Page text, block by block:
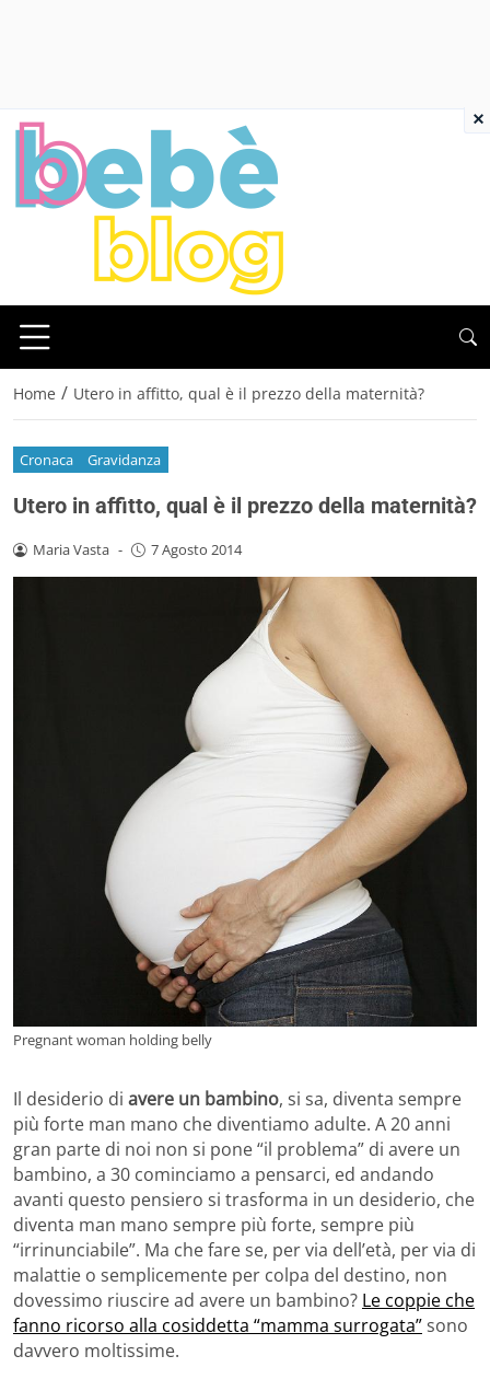
Home / Utero in affitto, qual è il prezzo della maternità?
Cronaca Gravidanza
Utero in affitto, qual è il prezzo della maternità?
Maria Vasta - 7 Agosto 2014
Pregnant woman holding belly
Il desiderio di avere un bambino, si sa, diventa sempre
più forte man mano che diventiamo adulte. A 20 anni
gran parte di noi non si pone “il problema” di avere un
bambino, a 30 cominciamo a pensarci, ed andando
avanti questo pensiero si trasforma in un desiderio, che
diventa man mano sempre più forte, sempre più
“irrinunciabile”. Ma che fare se, per via dell’età, per via di
malattie o semplicemente per colpa del destino, non
dovessimo riuscire ad avere un bambino? Le coppie che
fanno ricorso alla cosiddetta “mamma surrogata”sono
davvero moltissime.
×